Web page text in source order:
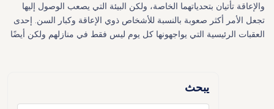
والإعاقة تأتيان بتحدياتهما الخاصة، ولكن البيئة التي يصعب الوصول إليها
تجعل الأمر أكثر صعوبة بالنسبة للأشخاص ذوي الإعاقة وكبار السن. إحدى
العقبات الرئيسية التي يواجهونها كل يوم ليس فقط في منازلهم ولكن أيضًا
يبحث